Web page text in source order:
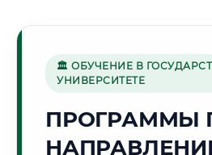
специальности"
Стоимость по программам обучения
Стоимость по программам обучения
🏛 ОБУЧЕНИЕ В
УНИВЕРСИТЕТЕ
ПРОГРАММЫ